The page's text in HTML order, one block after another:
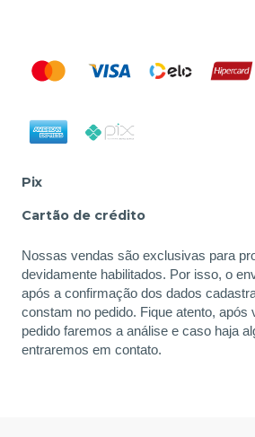
Pix
Cartão de crédito
Nossas vendas são exclusivas para
devidamente habilitados. Por isso, o
após a confirmação dos dados
constam no pedido. Fique atento, após
pedido faremos a análise e caso haja
entraremos em contato.